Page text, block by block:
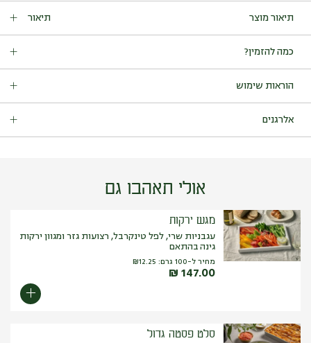
ואיולי
כמהין
תיאור
פעם.
כמות: 16 לביבות במגש.
כמה להזמין?
הוראות שימוש
אלרגנים
אגוזים (קוקוס, ברזיל, פיסטוק, ערמונים, אגוז מלך, אגוז מקדמיה, שקד
ברזיל, צנובר, קשיו, פקאן, אגוז לוז), שקד, חרדל, סלרי.
הרטבים:
ציזיקי טבעוני מכיל: סויה.
איולי כמהין מכיל: ביצים.
עלול להכיל: גלוטן, סויה, ביצים, סלרי, שומשום, בוטנים, אגוזים
(פיסטוק, ערמונים, אגוז מלך, אגוז מקדמיה, שקד ברזיל, צנובר, קשיו,
אולי תאהבו גם
מגש ירקות
עגבניות שרי, לפל טינקרבל, רצועות גזר ומגוון ירקות
גינה בהתאם
מחיר ל-100 גרם: ₪12.25
₪ 147.00
סלט פסטה גדול